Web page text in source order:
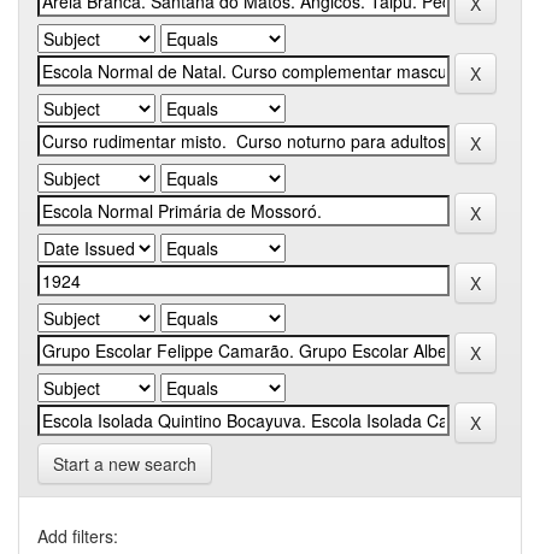
Start a new search
Add filters: